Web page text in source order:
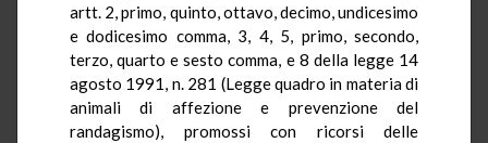
artt. 2, primo, quinto, ottavo, decimo, undicesimo
e dodicesimo comma, 3, 4, 5, primo, secondo,
terzo, quarto e sesto comma, e 8 della legge 14
agosto 1991, n. 281 (Legge quadro in materia di
animali di affezione e prevenzione del
randagismo), promossi con ricorsi delle